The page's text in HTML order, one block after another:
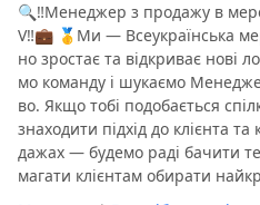
🔍‼️Менеджер з продажу в
V‼️💼 🥇Ми — Всеукраїнська
но зростає та відкриває нові
мо команду і шукаємо
во. Якщо тобі подобається
знаходити підхід до клієнта
дажах — будемо раді бачити
магати клієнтам обирати